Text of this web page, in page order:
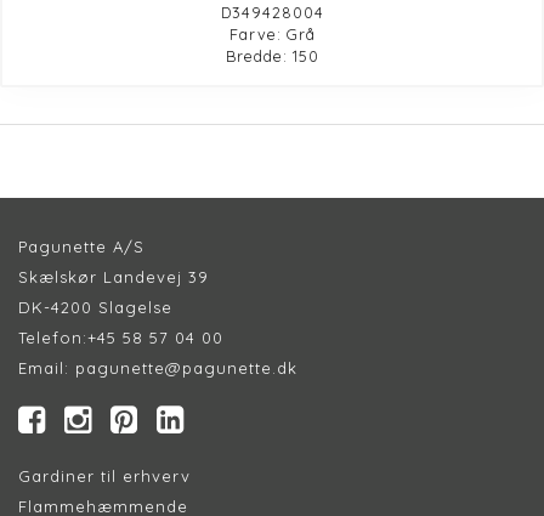
D349428004
Farve: Grå
Bredde: 150
Pagunette A/S
Skælskør Landevej 39
DK-4200 Slagelse
Telefon:+45 58 57 04 00
Email: pagunette@pagunette.dk
Gardiner til erhverv
Flammehæmmende